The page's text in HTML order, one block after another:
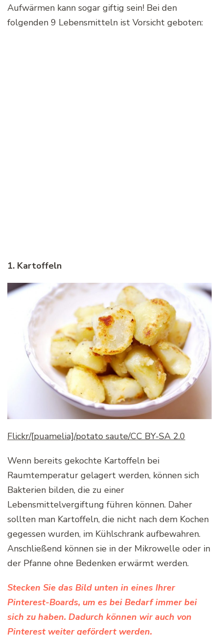
Aufwärmen kann sogar giftig sein! Bei den
folgenden 9 Lebensmitteln ist Vorsicht geboten:
1. Kartoffeln
Flickr/[puamelia]/potato saute/CC BY-SA 2.0
Wenn bereits gekochte Kartoffeln bei
Raumtemperatur gelagert werden, können sich
Bakterien bilden, die zu einer
Lebensmittelvergiftung führen können. Daher
sollten man Kartoffeln, die nicht nach dem Kochen
gegessen wurden, im Kühlschrank aufbewahren.
Anschließend können sie in der Mikrowelle oder in
der Pfanne ohne Bedenken erwärmt werden.
Stecken Sie das Bild unten in eines Ihrer
Pinterest-Boards, um es bei Bedarf immer bei
sich zu haben. Dadurch können wir auch von
Pinterest weiter gefördert werden.